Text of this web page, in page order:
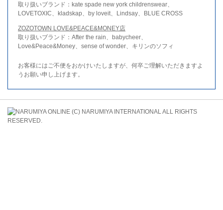
取り扱いブランド：kate spade new york childrenswear、
LOVETOXIC、kladskap、by loveit、Lindsay、BLUE CROSS
ZOZOTOWN LOVE&PEACE&MONEY店
取り扱いブランド：After the rain、babycheer、
Love&Peace&Money、sense of wonder、キリンのソフィ
お客様にはご不便をおかけいたしますが、何卒ご理解いただきますよ
うお願い申し上げます。